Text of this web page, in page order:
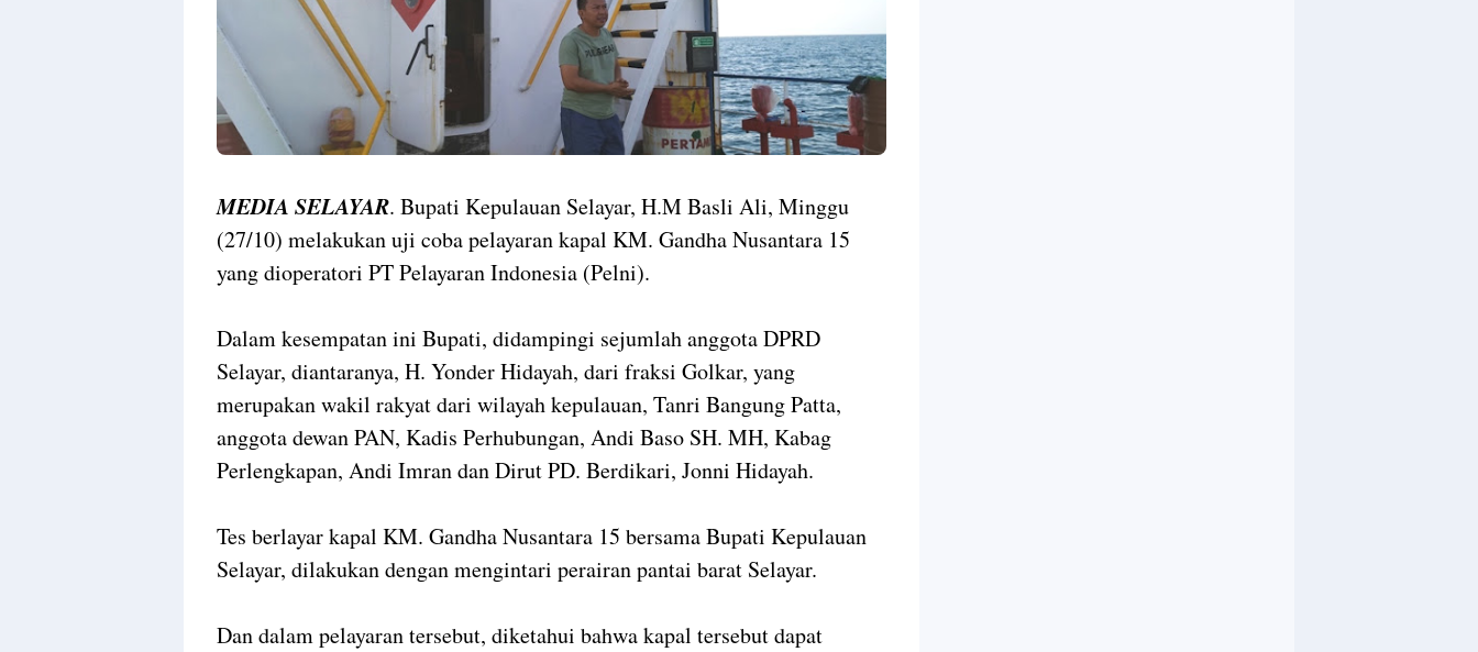
MEDIA SELAYAR. Bupati Kepulauan Selayar, H.M Basli Ali, Minggu
(27/10) melakukan uji coba pelayaran kapal KM. Gandha Nusantara 15
yang dioperatori PT Pelayaran Indonesia (Pelni).
Dalam kesempatan ini Bupati, didampingi sejumlah anggota DPRD
Selayar, diantaranya, H. Yonder Hidayah, dari fraksi Golkar, yang
merupakan wakil rakyat dari wilayah kepulauan, Tanri Bangung Patta,
anggota dewan PAN, Kadis Perhubungan, Andi Baso SH. MH, Kabag
Perlengkapan, Andi Imran dan Dirut PD. Berdikari, Jonni Hidayah.
Tes berlayar kapal KM. Gandha Nusantara 15 bersama Bupati Kepulauan
Selayar, dilakukan dengan mengintari perairan pantai barat Selayar.
Dan dalam pelayaran tersebut, diketahui bahwa kapal tersebut dapat